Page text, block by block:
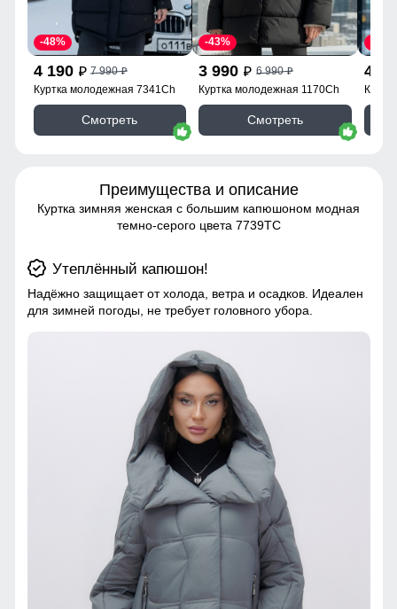
4 190 p 7 990p
-48%
Куртка молодежная 7341Ch
Смотреть
3 990 p 6 990p
-43%
Куртка молодежная 1170Ch
Смотреть
4
Преимущества и описание
Куртка зимняя женская с большим капюшоном модная
темно-серого цвета 7739TC
Утеплённый капюшон!
Надёжно защищает от холода, ветра и осадков. Идеален
для зимней погоды, не требует головного убора.